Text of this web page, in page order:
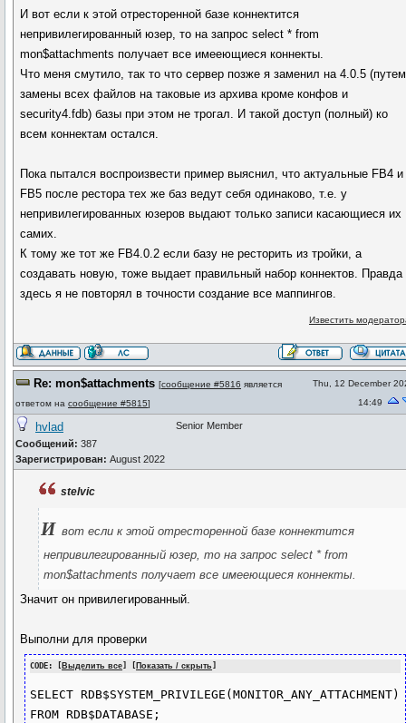
И вот если к этой отресторенной базе коннектится
непривилегированный юзер, то на запрос select * from
mon$attachments получает все имееющиеся коннекты.
Что меня смутило, так то что сервер позже я заменил на 4.0.5 (путем
замены всех файлов на таковые из архива кроме конфов и
security4.fdb) базы при этом не трогал. И такой доступ (полный) ко
всем коннектам остался.
Пока пытался воспроизвести пример выяснил, что актуальные FB4 и
FB5 после рестора тех же баз ведут себя одинаково, т.е. у
непривилегированных юзеров выдают только записи касающиеся их
самих.
К тому же тот же FB4.0.2 если базу не ресторить из тройки, а
создавать новую, тоже выдает правильный набор коннектов. Правда
здесь я не повторял в точности создание все маппингов.
Известить
Re: mon$attachments [сообщение #5816 является
ответом на сообщение #5815]
Thu, 12 December
14:49
hvlad
Сообщений: 387
Зарегистрирован: August 2022
Senior Member
stelvic
И вот если к этой отресторенной базе коннектится
непривилегированный юзер, то на запрос select * from
mon$attachments получает все имееющиеся коннекты.
Значит он привилегированный.
Выполни для проверки
CODE: [ Выделить все] [ Показать / скрыть ]
SELECT RDB$SYSTEM_PRIVILEGE(MONITOR_ANY_ATTACHMENT)
FROM RDB$DATABASE;